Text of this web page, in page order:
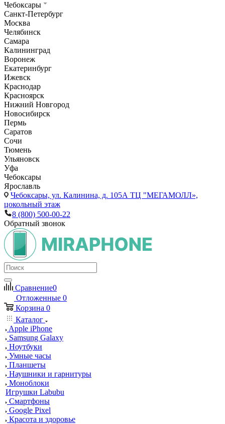
Чебоксары
Санкт-Петербург
Москва
Челябинск
Самара
Калининград
Воронеж
Екатеринбург
Ижевск
Краснодар
Красноярск
Нижний Новгород
Новосибирск
Пермь
Саратов
Сочи
Тюмень
Ульяновск
Уфа
Чебоксары
Ярославль
Чебоксары, ул. Калинина, д. 105А ТЦ "МЕГАМОЛЛ»,
цокольный этаж
8 (800) 500-00-22
Обратный звонок
Сравнение0
Отложенные 0
Корзина 0
Каталог
Apple iPhone
Samsung Galaxy
Ноутбуки
Умные часы
Планшеты
Наушники и гарнитуры
Моноблоки
Игрушки Labubu
Смартфоны
Google Pixel
Красота и здоровье